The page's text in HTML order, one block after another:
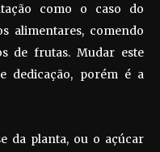
como o caso do
alimentares, comendo
de frutas. Mudar este
dedicação, porém é a
da planta, ou o açúcar